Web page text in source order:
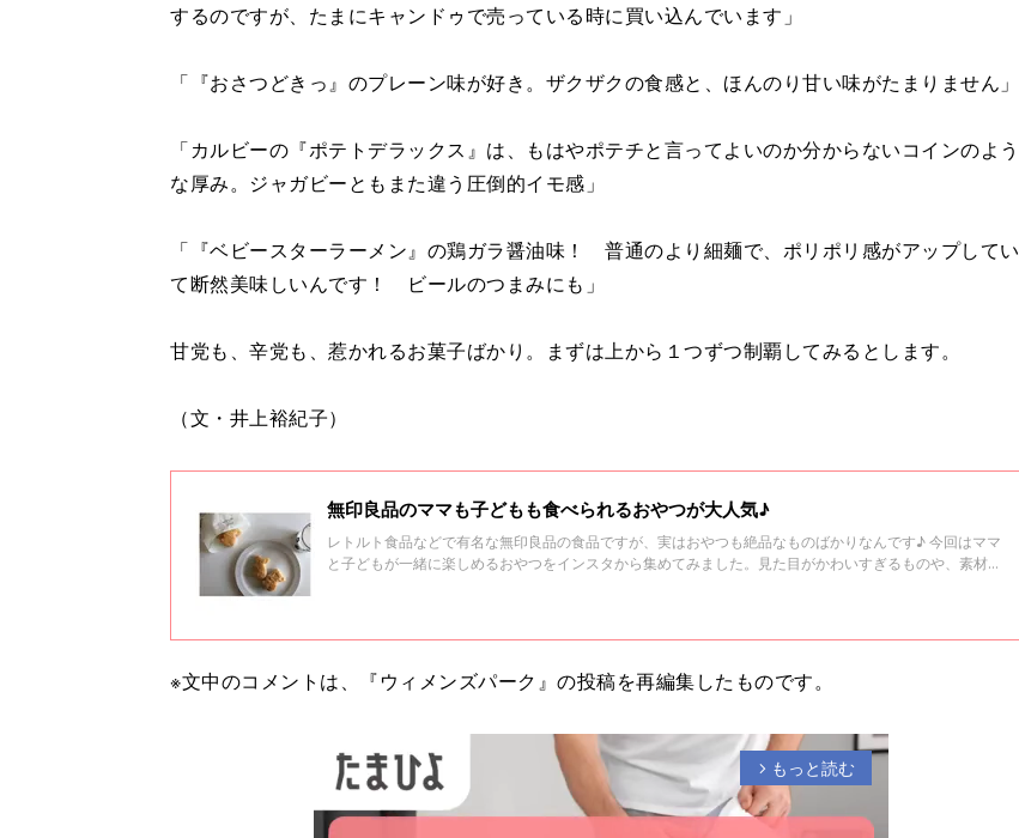
するのですが、たまにキャンドゥで売っている時に買い込んでいます」
「『おさつどきっ』のプレーン味が好き。ザクザクの食感と、ほんのり甘い味がたまりません」
「カルビーの『ポテトデラックス』は、もはやポテチと言ってよいのか分からないコインのよう
な厚み。ジャガビーともまた違う圧倒的イモ感」
「『ベビースターラーメン』の鶏ガラ醤油味！ 普通のより細麺で、ポリポリ感がアップしてい
て断然美味しいんです！ ビールのつまみにも」
甘党も、辛党も、惹かれるお菓子ばかり。まずは上から１つずつ制覇してみるとします。
（文・井上裕紀子）
無印良品のママも子どもも食べられるおやつが大人気♪
レトルト食品などで有名な無印良品の食品ですが、実はおやつも絶品なものばかりなんです♪ 今回はママ
と子どもが一緒に楽しめるおやつをインスタから集めてみました。見た目がかわいすぎるものや、素材の
※文中のコメントは、『ウィメンズパーク』の投稿を再編集したものです。
arrow_forward_ios もっと読む